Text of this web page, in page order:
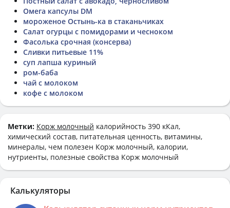
Омега капсулы DM
мороженое Остынь-ка в стаканьчиках
Салат огурцы с помидорами и чесноком
Фасолька срочная (консерва)
Сливки питьевые 11%
суп лапша куриный
ром-баба
чай с молоком
кофе с молоком
Метки: Корж молочный калорийность 390 кКал,
химический состав, питательная ценность, витамины,
минералы, чем полезен Корж молочный, калории,
нутриенты, полезные свойства Корж молочный
Калькуляторы